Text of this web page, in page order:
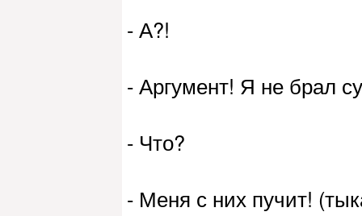
- А?!
- Аргумент! Я не брал
- Что?
- Меня с них пучит!